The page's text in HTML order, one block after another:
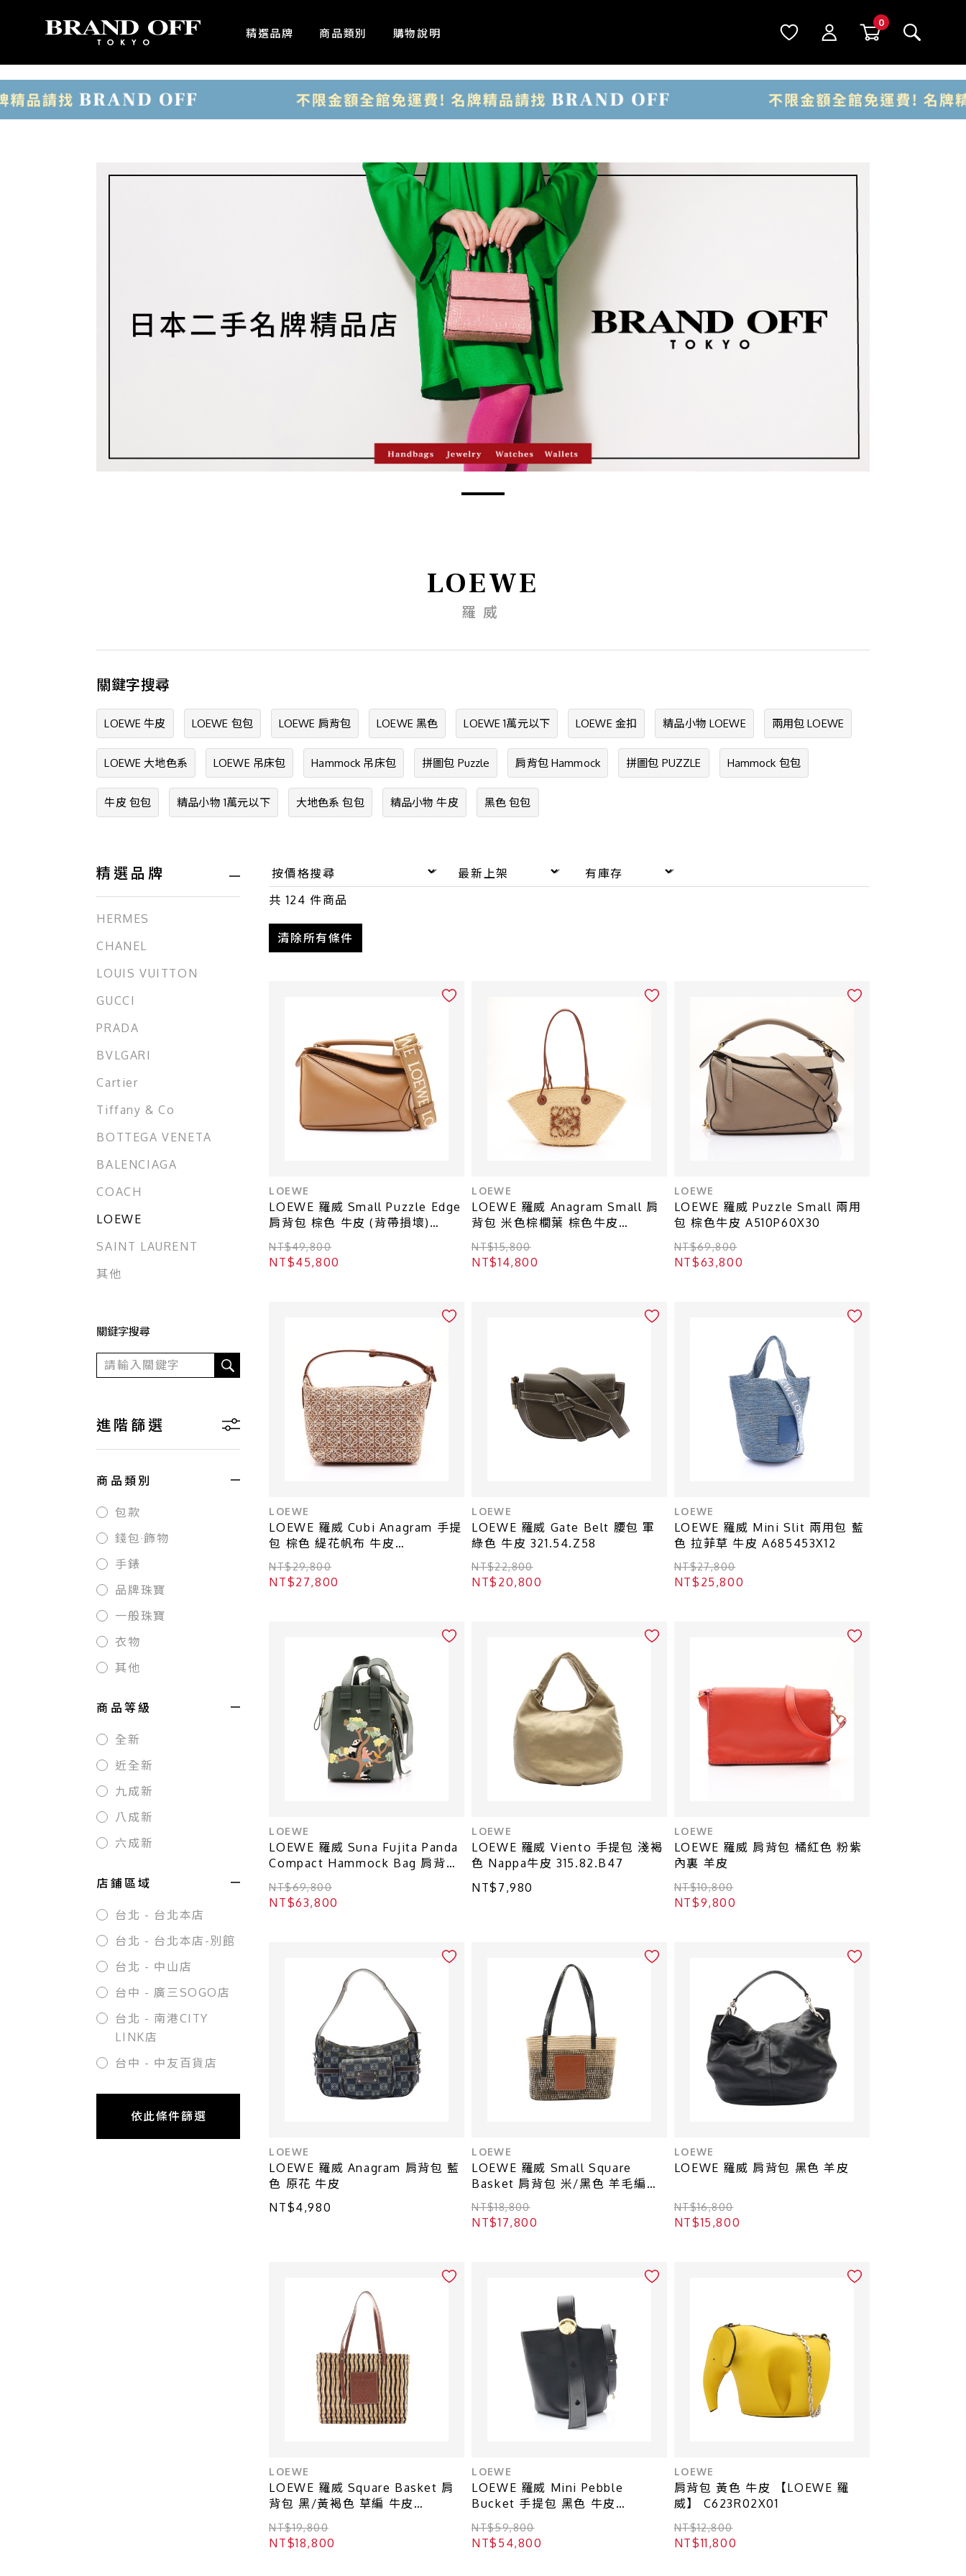
精選品牌
商品類別 購物說明
LOEWE
羅威
關鍵字搜尋
LOEWE 牛皮 LOEWE 包包 LOEWE 肩背包 LOEWE 黑色 LOEWE 1萬元以下 LOEWE 金扣 精品小物 LOEWE 兩用包 LOEWE
LOEWE 大地色系 LOEWE 吊床包 Hammock 吊床包 拼圖包 Puzzle 肩背包 Hammock 拼圖包 PUZZLE Hammock 包包
牛皮 包包 精品小物 1萬元以下 大地色系 包包 精品小物 牛皮 黑色 包包
精選品牌
HERMES
CHANEL
LOUIS VUITTON
GUCCI
PRADA
BVLGARI
Cartier
Tiffany & Co
BOTTEGA VENETA
BALENCIAGA
COACH
LOEWE
SAINT LAURENT
其他
關鍵字搜尋
進階篩選
商品類別
包款
錢包·飾物
手錶
品牌珠寶
一般珠寶
衣物
其他
商品等級
全新
近全新
九成新
八成新
六成新
店鋪區域
台北 - 台北本店
台北 - 台北本店-別館
台北 - 中山店
台中 - 廣三SOGO店
台北 - 南港CITY
LINK店
台中 - 中友百貨店
依此條件篩選
共124 件商品
清除所有條件
LOEWE
LOEWE 羅威 Small Puzzle Edge
肩背包 棕色 牛皮 (背帶損壞)
A510P60X30
NT$49,800
NT$45,800
LOEWE
LOEWE 羅威 Anagram Small 肩
背包 米色棕櫚葉 棕色牛皮
AABKP65X04-2435
NT$15,800
NT$14,800
LOEWE
LOEWE 羅威 Puzzle Small 兩用
包 棕色牛皮 A510P60X30
NT$69,800
NT$63,800
LOEWE
LOEWE 羅威 Cubi Anagram 手提
包 棕色 緹花帆布 牛皮
A906K75X06
NT$29,800
NT$27,800
LOEWE
LOEWE 羅威 Gate Belt 腰包 軍
綠色 牛皮 321.54.Z58
NT$22,800
NT$20,800
LOEWE
LOEWE 羅威 Mini Slit 兩用包 藍
色 拉菲草 牛皮 A685453X12
NT$27,800
NT$25,800
LOEWE
LOEWE 羅威 Suna Fujita Panda
Compact Hammock Bag 肩背包
綠色 牛皮 A538H13X19
NT$69,800
NT$63,800
LOEWE
LOEWE 羅威 Viento 手提包 淺褐
色 Nappa牛皮 315.82.B47
NT$7,980
LOEWE
LOEWE 羅威 肩背包 橘紅色 粉紫
內裏 羊皮
NT$10,800
NT$9,800
LOEWE
LOEWE 羅威 Anagram 肩背包 藍
色 原花 牛皮
NT$4,980
LOEWE
LOEWE 羅威 Small Square
Basket 肩背包 米/黑色 羊毛編織
牛皮 A223099X04
NT$18,800
NT$17,800
LOEWE
LOEWE 羅威 肩背包 黑色 羊皮
NT$16,800
NT$15,800
LOEWE
LOEWE 羅威 Square Basket 肩
背包 黑/黃褐色 草編 牛皮
NT$19,800
NT$18,800
LOEWE
LOEWE 羅威 Mini Pebble
Bucket 手提包 黑色 牛皮
NT$59,800
NT$54,800
LOEWE
肩背包 黃色 牛皮 【LOEWE 羅
威】 C623R02X01
NT$12,800
NT$11,800